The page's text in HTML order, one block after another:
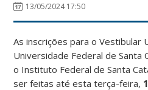
13/05/2024 17:50
As inscrições para o Vestibular
Universidade Federal de Santa
o Instituto Federal de Santa
ser feitas até esta terça-feira,